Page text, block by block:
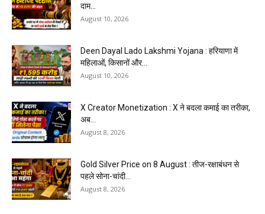
दाम...
August 10, 2026
Deen Dayal Lado Lakshmi Yojana : हरियाणा में
महिलाओं, किसानों और...
August 10, 2026
X Creator Monetization : X ने बदला कमाई का तरीका,
अब...
August 8, 2026
Gold Silver Price on 8 August : तीज-रक्षाबंधन से
पहले सोना-चांदी...
August 8, 2026